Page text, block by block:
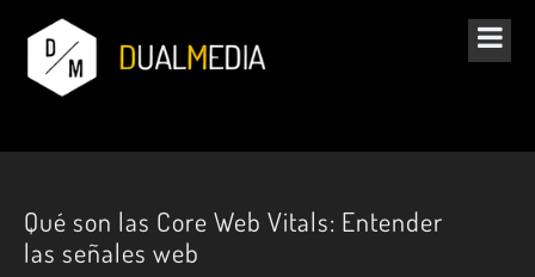
Qué son las Core Web Vitals: Entender
las señales web